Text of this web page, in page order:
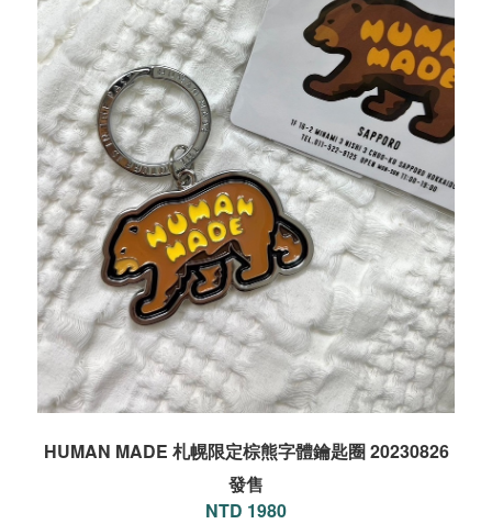
HUMAN MADE 札幌限定棕熊字體鑰匙圈 20230826
發售
NTD 1980